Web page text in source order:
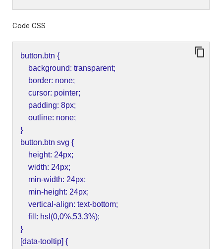
Code CSS
button.btn {
background: transparent;
border: none;
cursor: pointer;
padding: 8px;
outline: none;
}
button.btn svg {
height: 24px;
width: 24px;
min-width: 24px;
min-height: 24px;
vertical-align: text-bottom;
fill: hsl(0,0%,53.3%);
}
[data-tooltip] {